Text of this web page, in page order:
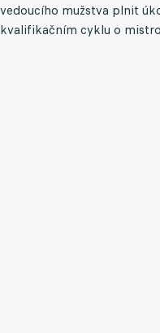
vedoucího mužstva plnit
kvalifikačním cyklu o